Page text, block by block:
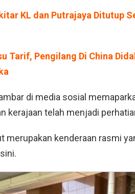
KL dan Putrajaya Ditutup
Tarif, Pengilang Di China
di media sosial
kerajaan telah menjadi
merupakan kenderaan rasmi